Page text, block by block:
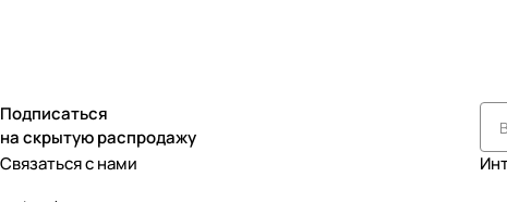
Подписаться
на скрытую распродажу
Связаться с нами